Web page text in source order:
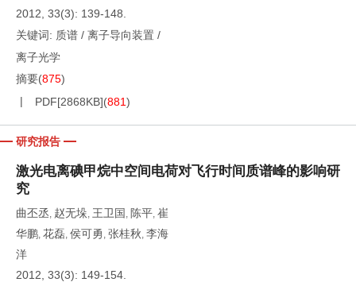
2012, 33(3): 139-148.
关键词: 质谱 / 离子导向装置 /
离子光学
摘要(875)
PDF[2868KB](881)
研究报告
激光电离碘甲烷中空间电荷对飞行时间质谱峰的影响研
究
曲丕丞, 赵无垛, 王卫国 , 陈平, 崔
华鹏, 花磊, 侯可勇, 张桂秋, 李海
洋
2012, 33(3): 149-154.